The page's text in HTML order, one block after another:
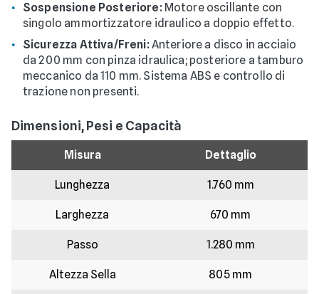
Sospensione Posteriore:Motore oscillante con
singolo ammortizzatore idraulico a doppio effetto.
Sicurezza Attiva/Freni:Anteriore a disco in acciaio
da 200 mm con pinza idraulica; posteriore a tamburo
meccanico da 110 mm. Sistema ABS e controllo di
trazione non presenti.
Dimensioni, Pesi e Capacità
Misura Dettaglio
Lunghezza 1.760 mm
Larghezza 670 mm
Passo 1.280 mm
Altezza Sella 805 mm